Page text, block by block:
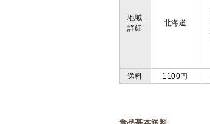
地域
詳細
北海道
送料 1100円